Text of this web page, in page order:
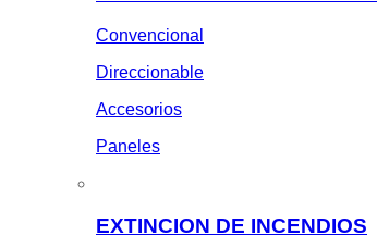
Convencional
Direccionable
Accesorios
Paneles
EXTINCION DE INCENDIOS